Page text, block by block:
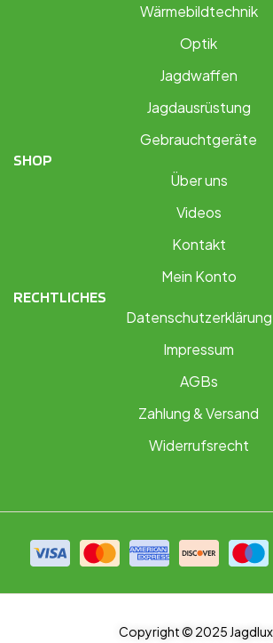
Wärmebildtechnik
Optik
Jagdwaffen
Jagdausrüstung
Gebrauchtgeräte
SHOP
Über uns
Videos
Kontakt
Mein Konto
RECHTLICHES
Datenschutzerklärung
Impressum
AGBs
Zahlung & Versand
Widerrufsrecht
Copyright © 2025